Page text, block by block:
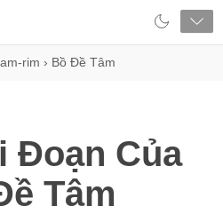
rim › Bồ Đề Tâm
Đoạn Của
Tâm